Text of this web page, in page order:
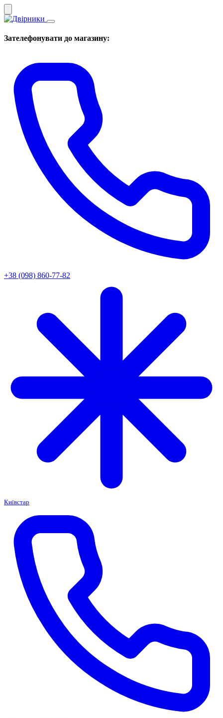
Зателефонувати до магазину:
+38 (098) 860-77-82
Київстар